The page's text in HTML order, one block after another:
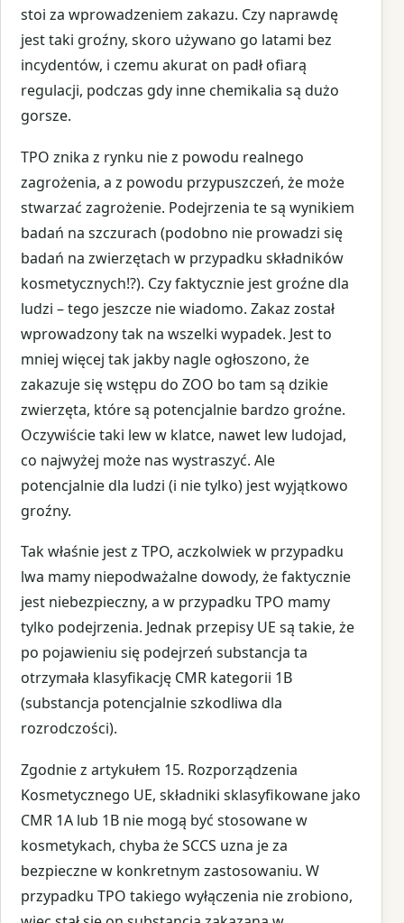
stoi za wprowadzeniem zakazu. Czy naprawdę
jest taki groźny, skoro używano go latami bez
incydentów, i czemu akurat on padł ofiarą
regulacji, podczas gdy inne chemikalia są dużo
gorsze.
TPO znika z rynku nie z powodu realnego
zagrożenia, a z powodu przypuszczeń, że może
stwarzać zagrożenie. Podejrzenia te są wynikiem
badań na szczurach (podobno nie prowadzi się
badań na zwierzętach w przypadku składników
kosmetycznych!?). Czy faktycznie jest groźne dla
ludzi – tego jeszcze nie wiadomo. Zakaz został
wprowadzony tak na wszelki wypadek. Jest to
mniej więcej tak jakby nagle ogłoszono, że
zakazuje się wstępu do ZOO bo tam są dzikie
zwierzęta, które są potencjalnie bardzo groźne.
Oczywiście taki lew w klatce, nawet lew ludojad,
co najwyżej może nas wystraszyć. Ale
potencjalnie dla ludzi (i nie tylko) jest wyjątkowo
groźny.
Tak właśnie jest z TPO, aczkolwiek w przypadku
lwa mamy niepodważalne dowody, że faktycznie
jest niebezpieczny, a w przypadku TPO mamy
tylko podejrzenia. Jednak przepisy UE są takie, że
po pojawieniu się podejrzeń substancja ta
otrzymała klasyfikację CMR kategorii 1B
(substancja potencjalnie szkodliwa dla
rozrodczości).
Zgodnie z artykułem 15. Rozporządzenia
Kosmetycznego UE, składniki sklasyfikowane jako
CMR 1A lub 1B nie mogą być stosowane w
kosmetykach, chyba że SCCS uzna je za
bezpieczne w konkretnym zastosowaniu. W
przypadku TPO takiego wyłączenia nie zrobiono,